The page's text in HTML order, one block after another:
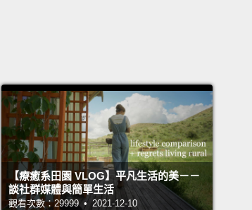
the very beginning—with a
Remember learning about
colors in school? Then you
knowledge of color theory. Red and
yellow and blue make green, and
purple. If we mix these colors together,
【療癒系田園 VLOG】平凡生活的美－－
談社群媒體與簡單生活
觀看次數：29999 • 2021-12-10